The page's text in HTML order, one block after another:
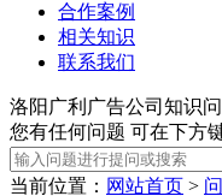
合作案例
相关知识
联系我们
洛阳广利广告公司知识
您有任何问题 可在下方
当前位置： 网站首页 >